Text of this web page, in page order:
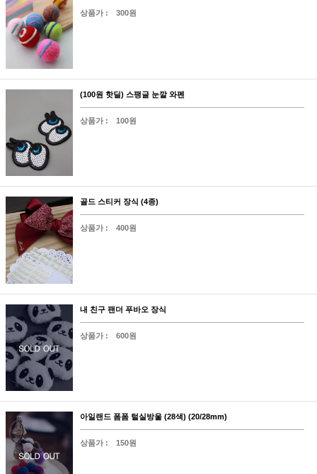
상품가 : 300원
(100원 핫딜) 스팽글 눈깔 와펜
상품가 : 100원
골드 스티커 장식 (4종)
상품가 : 400원
내 친구 팬더 푸바오 장식
상품가 : 600원
아일랜드 폼폼 털실방울 (28색) (20/28mm)
상품가 : 150원